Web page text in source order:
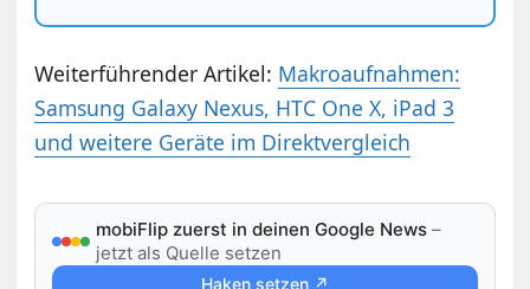
Weiterführender Artikel: Makroaufnahmen:
Samsung Galaxy Nexus, HTC One X, iPad 3
und weitere Geräte im Direktvergleich
mobiFlip zuerst in deinen Google News –
jetzt als Quelle setzen
Haken setzen ↗